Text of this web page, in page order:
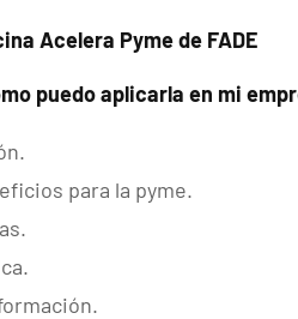
Acelera Pyme de FADE
puedo aplicarla en mi
para la pyme.